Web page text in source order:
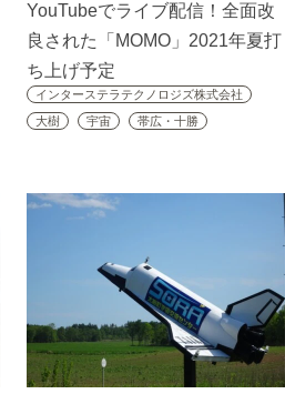
YouTubeでライブ配信！全面改
良された「MOMO」2021年夏打
ち上げ予定
インターステラテクノロジズ株式会社
大樹
宇宙 帯広・十勝